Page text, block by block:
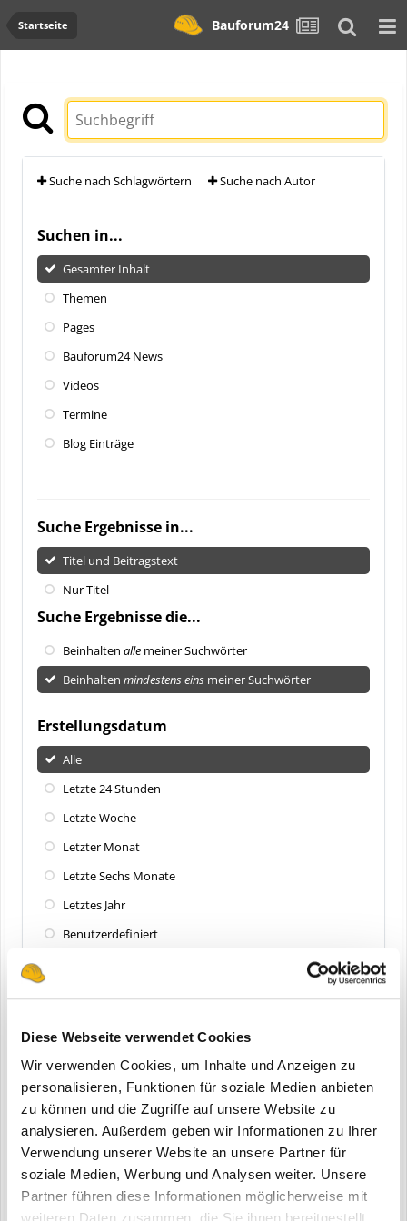
Diese Webseite verwendet Cookies
Wir verwenden Cookies, um Inhalte und Anzeigen zu
personalisieren, Funktionen für soziale Medien anbieten
zu können und die Zugriffe auf unsere Website zu
analysieren. Außerdem geben wir Informationen zu Ihrer
Verwendung unserer Website an unsere Partner für
soziale Medien, Werbung und Analysen weiter. Unsere
Partner führen diese Informationen möglicherweise mit
Startseite Bauforum24
Suche nach Schlagwörtern Suche nach Autor
Suchen in...
Gesamter Inhalt
Themen
Pages
Bauforum24 News
Videos
Termine
Blog Einträge
Suche Ergebnisse in...
Titel und Beitragstext
Nur Titel
Suche Ergebnisse die...
Beinhalten alle meiner Suchwörter
Beinhalten mindestens eins meiner Suchwörter
Erstellungsdatum
Alle
Letzte 24 Stunden
Letzte Woche
Letzter Monat
Letzte Sechs Monate
Letztes Jahr
Benutzerdefiniert
Zuletzt aktualisiert
Letzte 24 Stunden
Letzte Woche
Letzter Monat
Letzte Sechs Monate
Letztes Jahr
Benutzerdefiniert